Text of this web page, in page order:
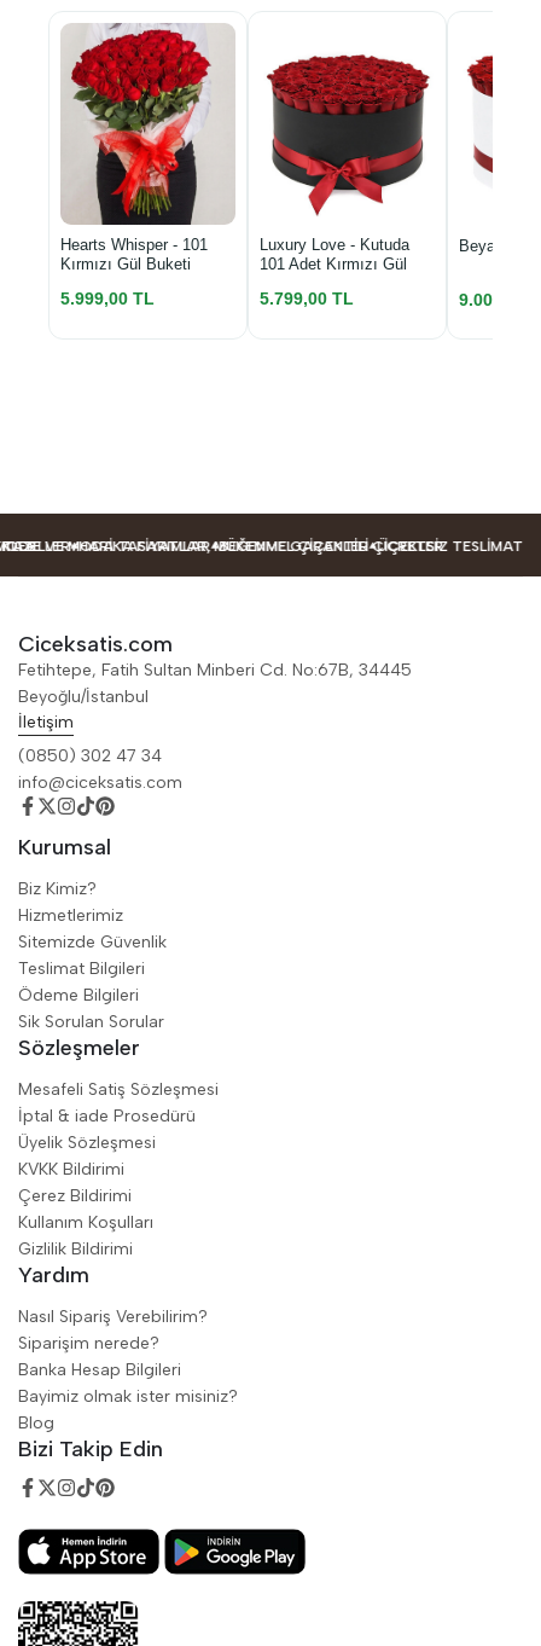
Hearts Whisper - 101
Kırmızı Gül Buketi
5.999,00 TL
Luxury Love - Kutuda
101 Adet Kırmızı Gül
5.799,00 TL
Beyaz
9.000,00
HARIKA FIYATLAR, MÜKEMMEL ÇIÇEKLER ÜCRETSIZ TESLIMAT
VE MODA TASARIMLAR BEĞENME GARANTILI ÇIÇEKLER
Ciceksatis.com
Fetihtepe, Fatih Sultan Minberi Cd. No:67B, 34445
Beyoğlu/İstanbul
İletişim
(0850) 302 47 34
info@ciceksatis.com
Kurumsal
Biz Kimiz?
Hizmetlerimiz
Sitemizde Güvenlik
Teslimat Bilgileri
Ödeme Bilgileri
Sik Sorulan Sorular
Sözleşmeler
Mesafeli Satiş Sözleşmesi
İptal & iade Prosedürü
Üyelik Sözleşmesi
KVKK Bildirimi
Çerez Bildirimi
Kullanım Koşulları
Gizlilik Bildirimi
Yardım
Nasıl Sipariş Verebilirim?
Siparişim nerede?
Banka Hesap Bilgileri
Bayimiz olmak ister misiniz?
Blog
Bizi Takip Edin